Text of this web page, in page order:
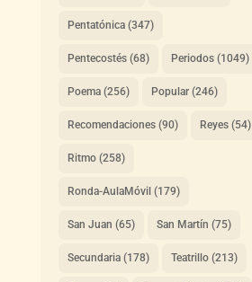
Pentatónica(347)
Pentecostés(68) Periodos(1049)
Poema(256) Popular(246)
Recomendaciones(90) Reyes(54)
Ritmo(258)
Ronda-AulaMóvil (179)
San Juan (65) San Martín (75)
Secundaria(178) Teatrillo(213)